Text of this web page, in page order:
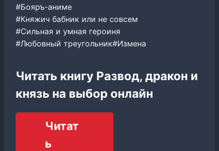
#Бояръ-аниме
#Княжич бабник или не совсем
#Сильная и умная героиня
#Любовный треугольник#Измена
Читать книгу Развод, дракон и
князь на выбор онлайн
Читат
ь